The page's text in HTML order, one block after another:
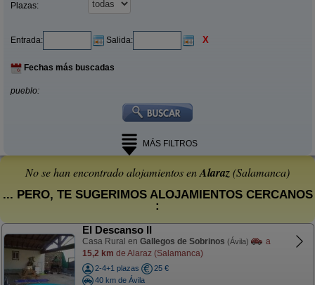
Plazas:
Entrada: Salida: X
Fechas más buscadas
pueblo:
MÁS FILTROS
No se han encontrado alojamientos enAlaraz(Salamanca)
... PERO, TE SUGERIMOS ALOJAMIENTOS CERCANOS
:
El Descanso II
Casa Rural en Gallegos de Sobrinos (Ávila)
a
15,2 km de Alaraz (Salamanca)
2-4+1 plazas
25 €
40 km de Ávila